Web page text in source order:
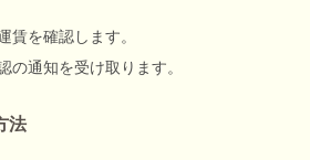
賃を確認します。
の通知を受け取ります。
法